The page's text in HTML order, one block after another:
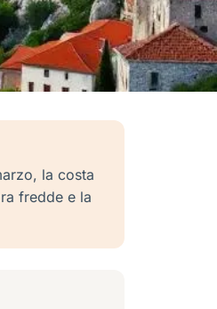
la costa
fredde e la